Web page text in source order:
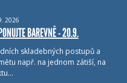
2026
BAREVNĚ - 20.9.
skladebných postupů a
např. na jednom zátiší, na